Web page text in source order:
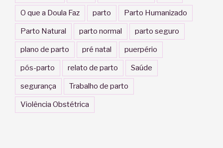
O que a Doula Faz parto Parto Humanizado
Parto Natural parto normal parto seguro
plano de parto pré natal puerpério
pós-parto relato de parto Saúde
segurança Trabalho de parto
Violência Obstétrica